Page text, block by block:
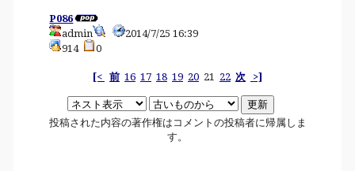
P086
admin
2014/7/25 16:39
914
0
[< 前 16 17 18 19 20 21 22 次 >]
投稿された内容の著作権はコメントの投稿者に帰属しま
す。